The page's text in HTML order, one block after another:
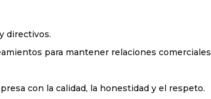
directivos.
para mantener relaciones comerciales
con la calidad, la honestidad y el respeto.